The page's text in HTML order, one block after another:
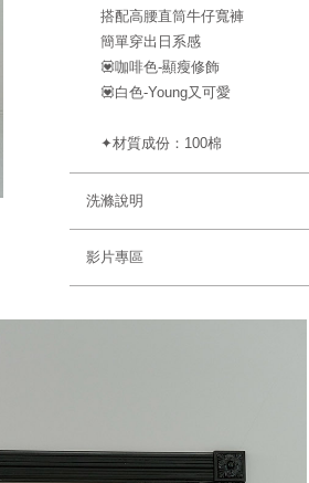
搭配高腰直筒牛仔寬褲
簡單穿出日系感
💟咖啡色-顯瘦修飾
💟白色-Young又可愛
✦材質成份：100棉
洗滌說明
影片專區